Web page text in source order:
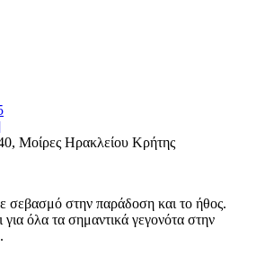
Μοίρες Ηρακλείου Κρήτης
σεβασμό στην παράδοση και το ήθος.
όλα τα σημαντικά γεγονότα στην